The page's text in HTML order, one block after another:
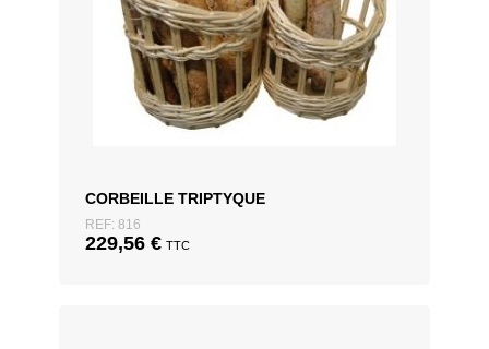
CORBEILLE TRIPTYQUE
REF: 816
229,56 € TTC